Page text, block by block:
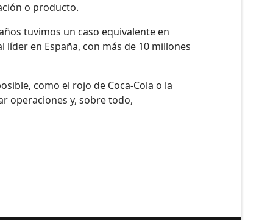
o producto.
tuvimos un caso equivalente en
en España, con más de 10 millones
como el rojo de Coca-Cola o la
operaciones y, sobre todo,